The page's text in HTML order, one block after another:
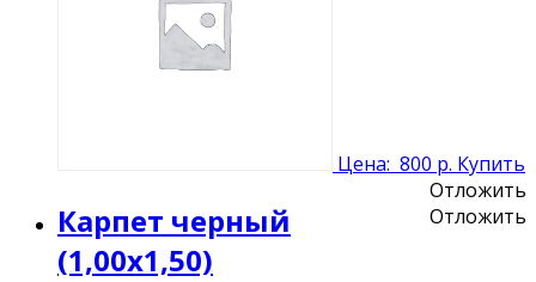
Цена: 800 р. Купить
Отложить
Отложить
Карпет черный
(1,00х1,50)